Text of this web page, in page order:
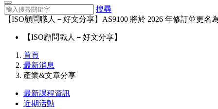
搜尋
【ISO顧問職人－好文分享】AS9100 將於 2026 年修訂並更名
【ISO顧問職人－好文分享】
首頁
最新消息
產業&文章分享
最新課程資訊
近期活動